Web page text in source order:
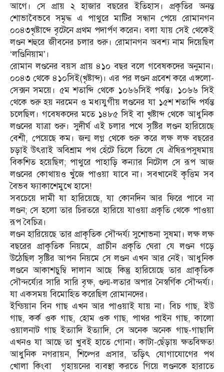
আগে। সে প্রায় ২ হাজার বছরের ইতিহাস। প্রকৃতির অনন্ত
শোভাবৈভবে সমৃদ্ধ এ পাথুরে মাটির সন্ধান পেয়ে রোমানগন
০০৪৩খৃষ্টাব্দে বৃটেনে প্রথম পদার্পণ করেন। বলা যায় সেই থেকেই
লণ্ডন শহুরে জীবনের চলার শুরু। রোমানগন অবশ্য নাম দিয়েছিল
‘লণ্ডিনিয়াম’।
রোমান লণ্ডনের বয়স প্রায় ৪১০ বছর বলে গবেষকদের অনুমান।
০০৪৩ থেকে ৪১০সিই(খৃষ্টাব্দ)। এর পর লণ্ডন প্রবেশ করে এঙ্গলো-
সেক্সন সময়ে। ৫ম শতাব্দি থেকে ১০৬৬সিই পর্যন্ত। ১০৬৬ সিই
থেকে শুরু হয় নরমেন ও মধ্যযুগীয় লণ্ডনের যা ১৫শ শতাব্দি পর্যন্ত
চলেছিল। গবেষকদের মতে ১৪৮৫ সিই বা খৃষ্টাব্দ থেকে আধুনিক
লণ্ডনের যাত্রা শুরু। সুদীর্ঘ এই চলার পথে সৃষ্টির লণ্ডন হারিয়েছে
বেশী, পেয়েছে কম। জন্ম লগ্ন থেকে শুরু করে লক্ষ লক্ষ বছরের
চড়াই উৎরাই অবিশ্রাম পথ হেঁটে তিলে তিলে যে ঐষিরূপসুষমায়
বিকশিত হয়েছিল; পাথুরে পাহাড়ি কন্যার নিটোল সে রূপ আজ
লণ্ডনের কোথায়ও খুঁজে পাওয়া যাবে না। সবখানেই কৃত্তিম সব
বৈভব ফ্যাকাশেমুখে হাসে!
সবচেয়ে দামী যা হারিয়েছে, যা কোনদিন আর ফিরে পাবে না
লণ্ডন; সে হলো তার চিরতরে হারিয়ে যাওয়া প্রকৃতি থেকে পাওয়া
রূপ বৈচিত্র।
লণ্ডন হারিয়েছে তার প্রাকৃতিক সৌন্দর্য্য সুশোভনা সুষমা। লক্ষ লক্ষ
বছরের প্রাকৃতিক নিয়মে, প্রাচীন প্রকৃতি ঘেরা যে লণ্ডন গড়ে
উঠেছিল সৃষ্টির আপন নিয়মে সে লণ্ডন এখন আর নেই। আধুনিক
লণ্ডনে আকাশচুম্বি দালান আছে কিন্তু হারিয়েছে তার প্রাকৃতিক
সৌন্দর্য্যের সারি সারি বৃক্ষ, গুল্ম-লতার অপার নৈস্বর্গিক সৌন্দর্য্য।
যা একসময় বিমোহিত করেছিল রোমানদের।
ইন্ডিয়ান বিন গাছ এখন আর পাওয়াই যায় না। বিচ গাছ, ইউ
গাছ, কর্ক ওক গাছ, হোম ওক গাছ, পাথর পাইন গাছ, কালো
ওয়ালনাট গাছ ইত্যাদি ইত্যাদি, সে অনেক অনেক গাছ-গাছালি
এখনও যা আছে তা খুবই হাতে গোনা। কাটা-ছেঁড়ায় ক্ষতবিক্ষত!
আধুনিক নগরায়ন, শিল্পের প্রসার, তড়িৎ যোগাযোগের পথ
খোলা কিংবা গৃহায়নের ব্যবস্থা করতে গিয়ে লণ্ডনকে হারাতে